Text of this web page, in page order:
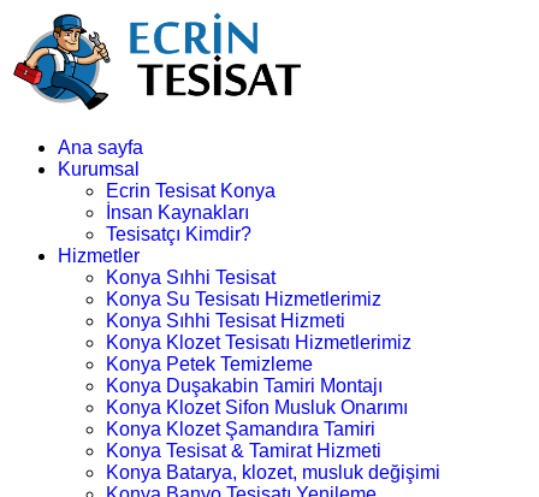
Ana sayfa
Kurumsal
Ecrin Tesisat Konya
İnsan Kaynakları
Tesisatçı Kimdir?
Hizmetler
Konya Sıhhi Tesisat
Konya Su Tesisatı Hizmetlerimiz
Konya Sıhhi Tesisat Hizmeti
Konya Klozet Tesisatı Hizmetlerimiz
Konya Petek Temizleme
Konya Duşakabin Tamiri Montajı
Konya Klozet Sifon Musluk Onarımı
Konya Klozet Şamandıra Tamiri
Konya Tesisat & Tamirat Hizmeti
Konya Batarya, klozet, musluk değişimi